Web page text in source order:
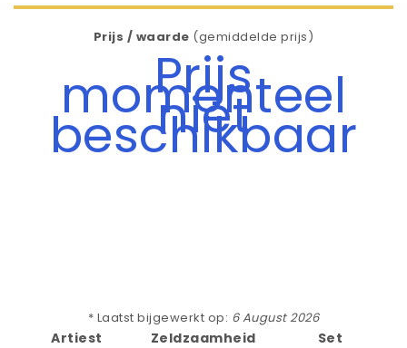
Prijs / waarde (gemiddelde prijs)
Prijs
momenteel
niet
beschikbaar
* Laatst bijgewerkt op: 6 August 2026
Artiest Zeldzaamheid Set